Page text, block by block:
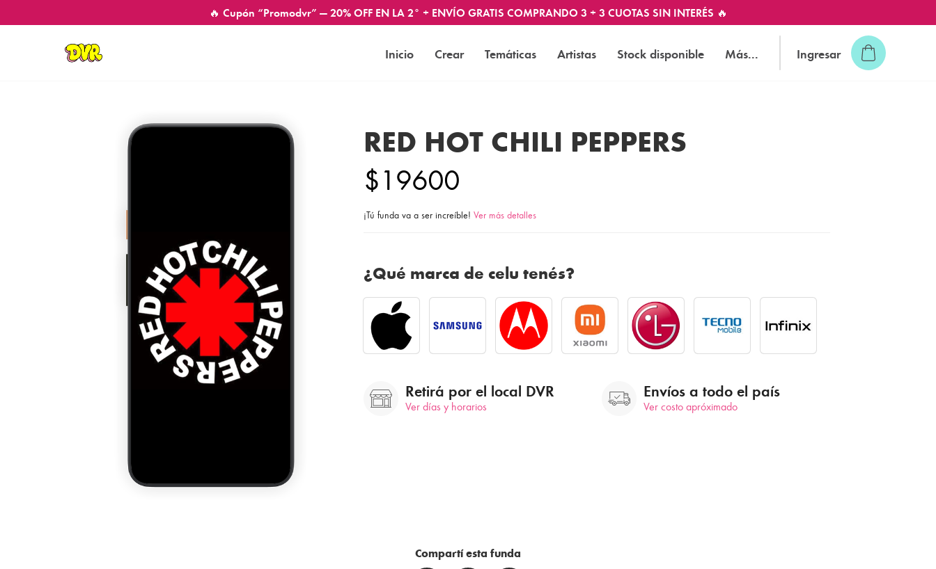
🔥 Cupón “Promodvr” — 20% OFF EN LA 2° + ENVÍO GRATIS COMPRANDO 3 + 3 CUOTAS SIN INTERÉS 🔥
Inicio Crear Temáticas Artistas Stock disponible Más... Ingresar
RED HOT CHILI PEPPERS
$19600
¡Tú funda va a ser increíble! Ver más detalles
¿Qué marca de celu tenés?
Retirá por el local DVR
Ver días y horarios
Envíos a todo el país
Ver costo apróximado
Compartí esta funda